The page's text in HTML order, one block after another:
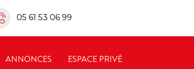
05 61 53 06 99
ANNONCES ESPACE PRIVÉ